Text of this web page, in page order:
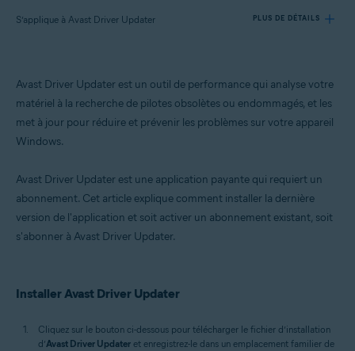
S’applique à Avast Driver Updater PLUS DE DÉTAILS
Produits:
Avast Driver Updater
Avast Driver Updater est un outil de performance qui analyse votre
matériel à la recherche de pilotes obsolètes ou endommagés, et les
met à jour pour réduire et prévenir les problèmes sur votre appareil
Windows.
Avast Driver Updater est une application payante qui requiert un
abonnement. Cet article explique comment installer la dernière
version de l'application et soit activer un abonnement existant, soit
s'abonner à Avast Driver Updater.
Installer Avast Driver Updater
Cliquez sur le bouton ci-dessous pour télécharger le fichier d’installation
d’Avast Driver Updater et enregistrez-le dans un emplacement familier de